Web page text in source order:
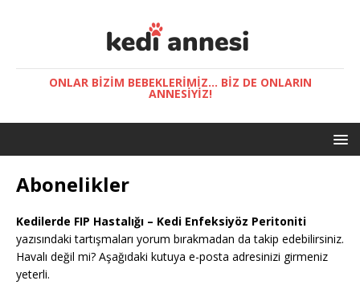
ONLAR BIZIM BEBEKLERIMIZ... BIZ DE ONLARIN
ANNESIYIZ!
Abonelikler
Kedilerde FIP Hastalığı – Kedi Enfeksiyöz Peritoniti
yazısındaki tartışmaları yorum bırakmadan da takip edebilirsiniz.
Havalı değil mi? Aşağıdaki kutuya e-posta adresinizi girmeniz
yeterli.